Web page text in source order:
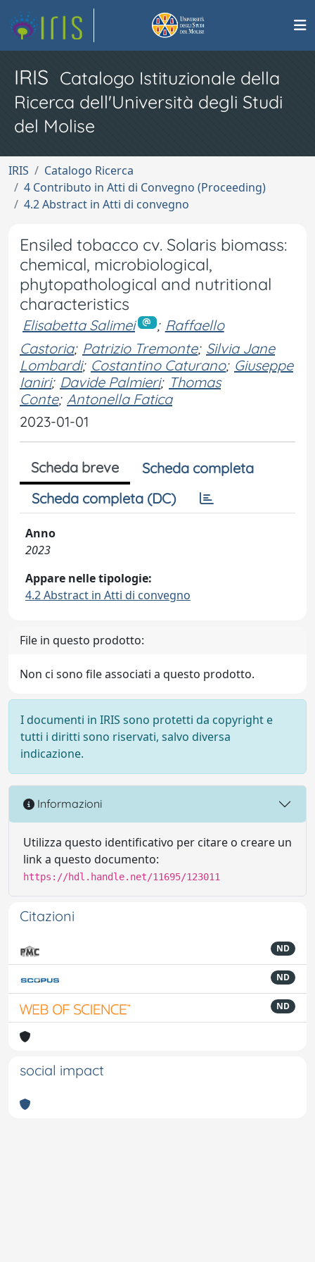
IRIS Catalogo Istituzionale della
Ricerca dell'Università degli Studi
del Molise
IRIS
Catalogo Ricerca
4 Contributo in Atti di Convegno (Proceeding)
4.2 Abstract in Atti di convegno
Ensiled tobacco cv. Solaris biomass:
chemical, microbiological,
phytopathological and nutritional
characteristics
Elisabetta Salimei ; Raffaello
Castoria; Patrizio Tremonte; Silvia Jane
Lombardi; Costantino Caturano; Giuseppe
Ianiri; Davide Palmieri; Thomas
Conte; Antonella Fatica
2023-01-01
Scheda breve
Scheda completa
Scheda completa (DC)
Anno
2023
Appare nelle tipologie:
4.2 Abstract in Atti di convegno
File in questo prodotto:
Non ci sono file associati a questo prodotto.
I documenti in IRIS sono protetti da copyright e
tutti i diritti sono riservati, salvo diversa
indicazione.
Informazioni
Utilizza questo identificativo per citare o creare un
link a questo documento:
https://hdl.handle.net/11695/123011
Citazioni
ND
ND
ND
social impact